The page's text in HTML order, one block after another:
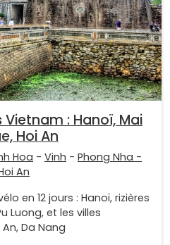
Vietnam : Hanoï, Mai
Hoi An
Hoa - Vinh - Phong Nha -
An
en 12 jours : Hanoï, rizières
Luong, et les villes
Da Nang